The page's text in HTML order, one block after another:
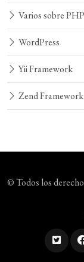
Varios sobre
WordPress
Yii Framework
Zend Framework
© Todos los